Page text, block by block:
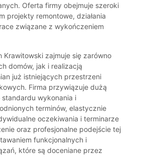
Oferta firmy obejmuje szeroki
projekty remontowe, działania
związane z wykończeniem
Krawitowski zajmuje się zarówno
domów, jak i realizacją
już istniejących przestrzeni
Firma przywiązuje dużą
wykonania i
terminów, elastycznie
oczekiwania i terminarze
oraz profesjonalne podejście tej
funkcjonalnych i
które są doceniane przez